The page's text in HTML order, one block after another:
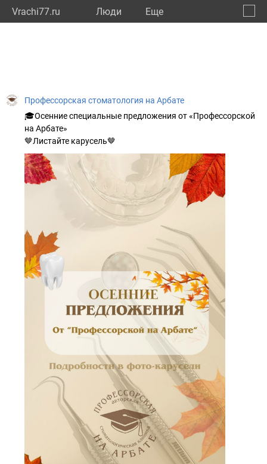
Vrachi77.ru Люди Eще
Профессорская стоматология на Арбате
🎓Осенние специальные предложения от «Профессорской
на Арбате»
🤎Листайте карусель🤎